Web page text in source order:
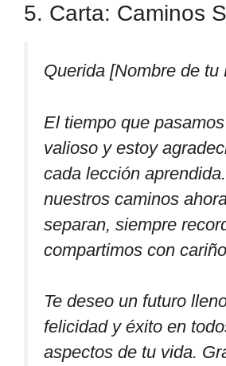
5. Carta: Caminos
Querida [Nombre de tu
El tiempo que
valioso y estoy
cada lección
nuestros caminos
separan, siempre
compartimos con
Te deseo un futuro
felicidad y éxito en
aspectos de tu vida.